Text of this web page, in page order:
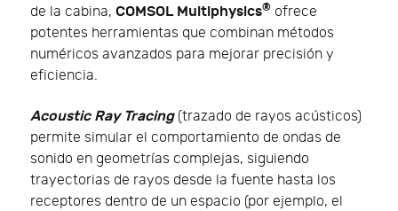
de la cabina, COMSOL Multiphysics® ofrece
potentes herramientas que combinan métodos
numéricos avanzados para mejorar precisión y
eficiencia.
Acoustic Ray Tracing(trazado de rayos acústicos)
permite simular el comportamiento de ondas de
sonido en geometrías complejas, siguiendo
trayectorias de rayos desde la fuente hasta los
receptores dentro de un espacio (por ejemplo, el